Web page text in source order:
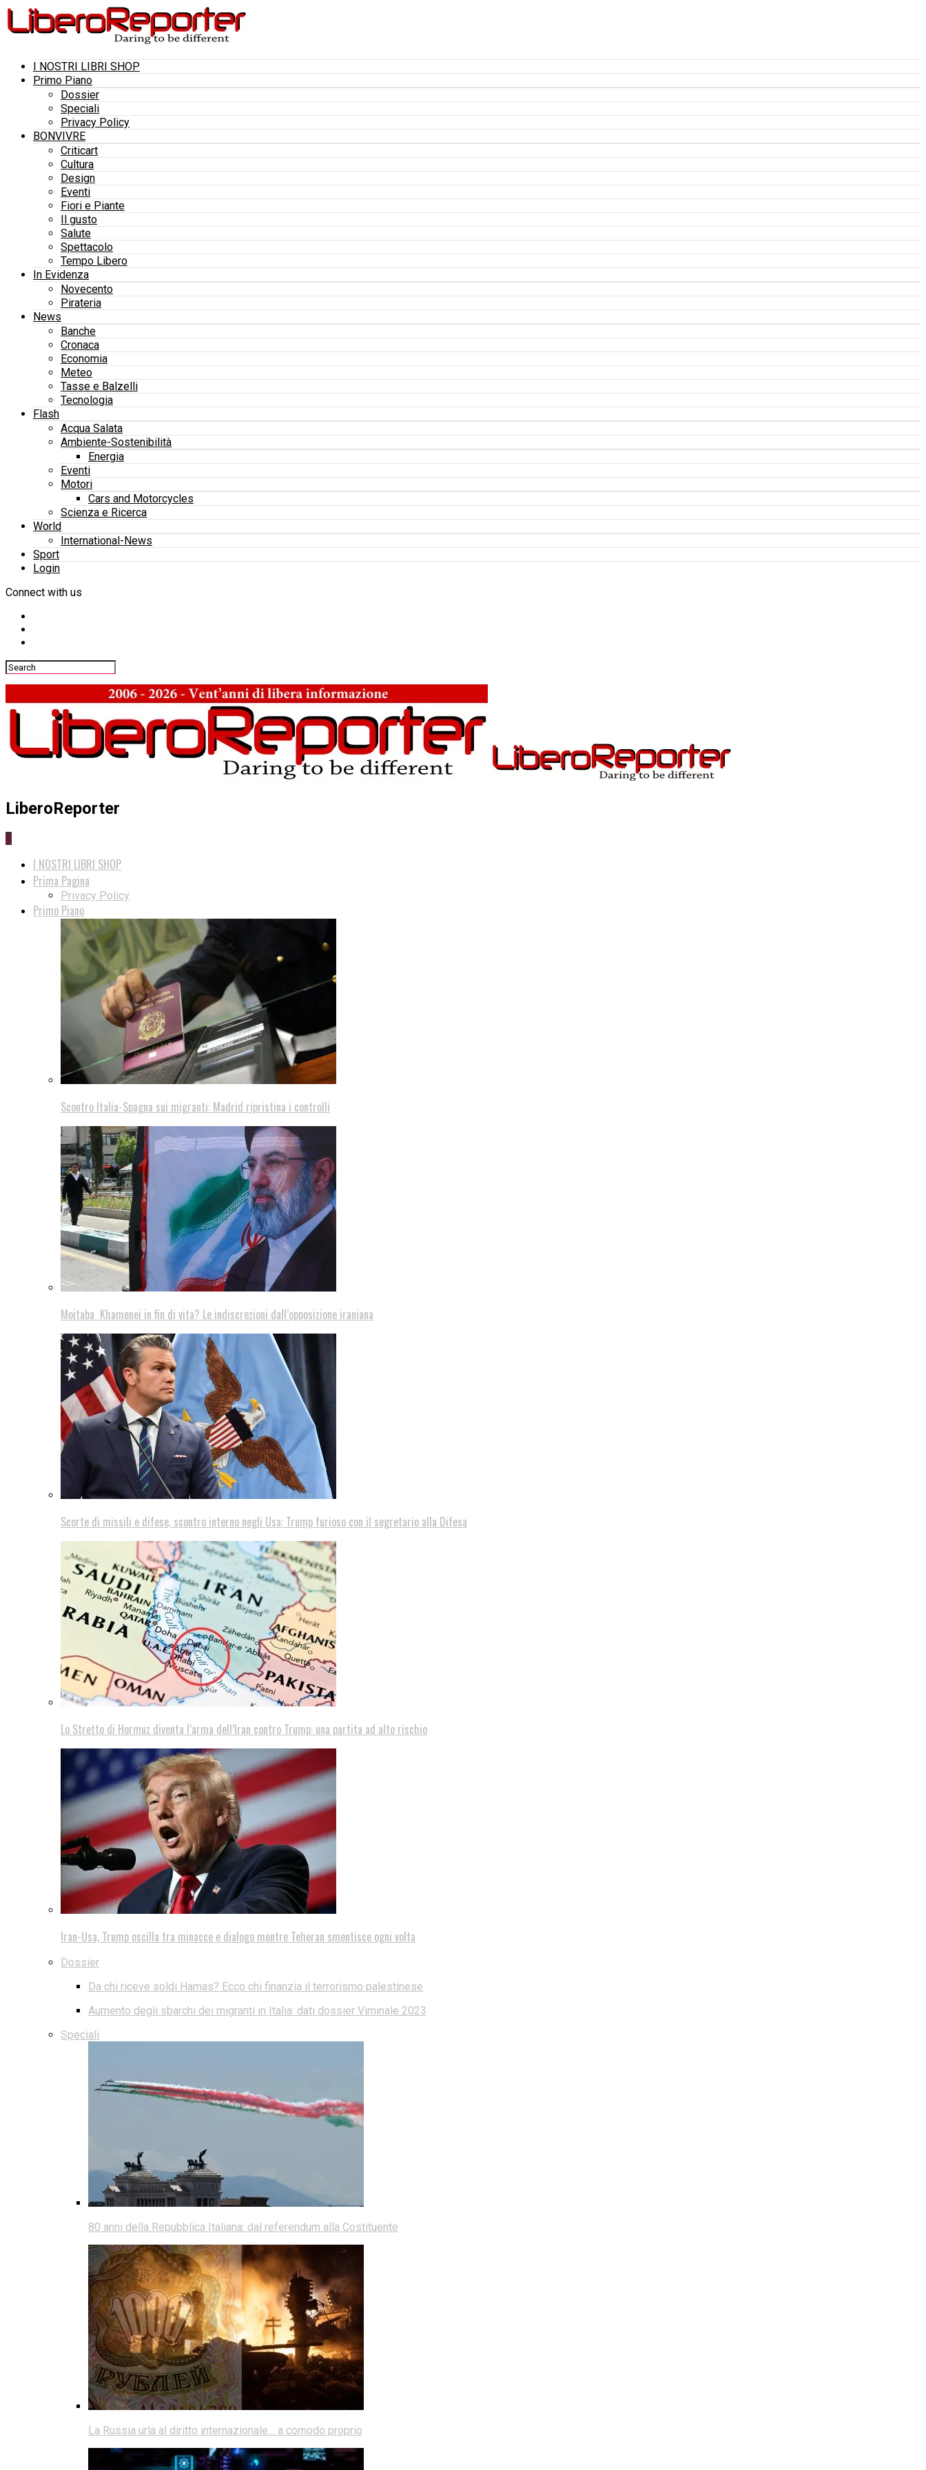
I NOSTRI LIBRI SHOP
Primo Piano
Dossier
Speciali
Privacy Policy
BONVIVRE
Criticart
Cultura
Design
Eventi
Fiori e Piante
Il gusto
Salute
Spettacolo
Tempo Libero
In Evidenza
Novecento
Pirateria
News
Banche
Cronaca
Economia
Meteo
Tasse e Balzelli
Tecnologia
Flash
Acqua Salata
Ambiente-Sostenibilità
Energia
Eventi
Motori
Cars and Motorcycles
Scienza e Ricerca
World
International-News
Sport
Login
Connect with us
LiberoReporter
0
I NOSTRI LIBRI SHOP
Prima Pagina
Privacy Policy
Primo Piano
Scontro Italia-Spagna sui migranti: Madrid ripristina i controlli
Mojtaba Khamenei in fin di vita? Le indiscrezioni dall’opposizione iraniana
Scorte di missili e difese, scontro interno negli Usa: Trump furioso con il segretario alla Difesa
Lo Stretto di Hormuz diventa l’arma dell’Iran contro Trump: una partita ad alto rischio
Iran-Usa, Trump oscilla tra minacce e dialogo mentre Teheran smentisce ogni volta
Dossier
Da chi riceve soldi Hamas? Ecco chi finanzia il terrorismo palestinese
Aumento degli sbarchi dei migranti in Italia: dati dossier Viminale 2023
Speciali
80 anni della Repubblica Italiana: dal referendum alla Costituente
La Russia urla al diritto internazionale… a comodo proprio